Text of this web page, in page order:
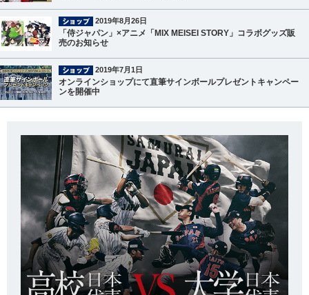
2019年8月26日
「侍ジャパン」×アニメ「MIX MEISEI STORY」コラボグッズ販
売のお知らせ
2019年7月1日
オンラインショップにて直筆サインボールプレゼントキャンペー
ンを開催中